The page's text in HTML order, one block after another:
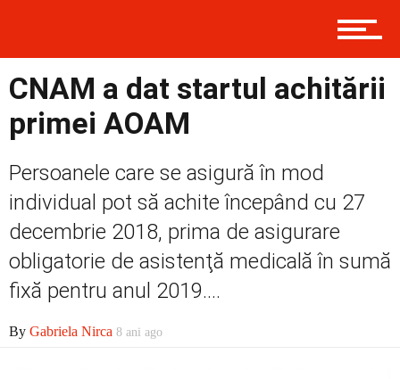
Politică
Social
CNAM a dat startul achitării
primei AOAM
Persoanele care se asigură în mod
individual pot să achite începând cu 27
decembrie 2018, prima de asigurare
obligatorie de asistenţă medicală în sumă
fixă pentru anul 2019....
By Gabriela Nirca 8 ani ago